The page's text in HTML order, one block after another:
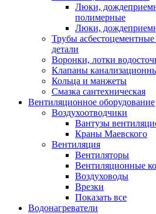
Люки,
полимерные
Люки,
Трубы
детали
Воронки, лотки
Клапаны
Кольца и манжеты
Смазка сантехническая
Вентиляционное оборудование
Воздухоотводчики
Вантузы
Краны Маевского
Вентиляция
Вентиляторы
Вентиляционные
Воздуховоды
Врезки
Показать все
Водонагреватели